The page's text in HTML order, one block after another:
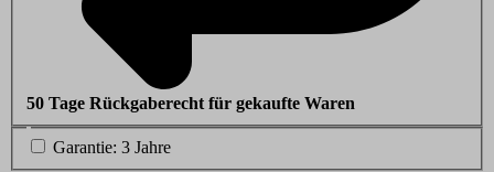
50 Tage Rückgaberecht für gekaufte Waren
Garantie: 3 Jahre